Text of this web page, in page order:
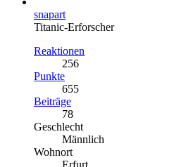
snapart
Titanic-Erforscher
Reaktionen
256
Punkte
655
Beiträge
78
Geschlecht
Männlich
Wohnort
Erfurt